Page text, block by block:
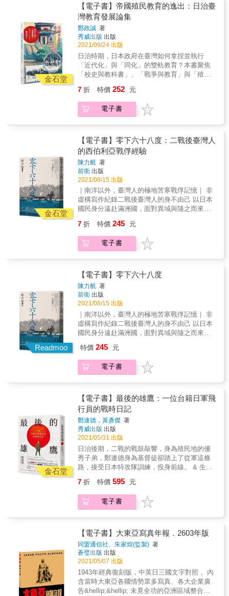
作為抵抗」的歷程中，臺灣人以機巧的抵抗方
式達成了近代化。 不過臺灣人利用「同化」教
育強烈追求近代文明的態度，相對的淡化了其
保存或強調傳統文化的意願和形象。而透過如
此的抵殖民過程和經驗，所形構出的漢民族共
同體「想像」，成為戰後臺灣人認同意識的特
質與基礎。 &
已經如星火燎原般遍地開花，越南、印尼的獨
立戰爭背後都有日軍的身影，甚至還有臺灣人
參與其中；有人成為印尼軍人國家公墓中的民
族英雄、有人放棄尊榮的待遇返回臺灣投入獨
立運動遭到國民黨捕殺、有人則留在當地隱身
市井終老一生。一直到現在，亞洲人的亞洲，
亞洲民族區域整合的「大東亞共榮圈」仍是個
金石堂
【電子書】帝國殖民教育的逸出：日治臺
灣教育發展論集
鄭政誠 著
秀威出版 出版
2021/09/24 出版
日治時期，日本政府在臺灣如何拿捏並執行
「近代化」與「同化」的雙軌教育？本書聚焦
「校史與教科書」、「戰爭與教育」與「殖民
30年（1897）曾是臺北國語傳習所桃園分教場
的桃園公學校（今桃園國民小學），如何成為
桃園地區的新式教育傳播中心？臺灣漢人子弟
與概念？「蕃童教育所」的國語讀本及其修學
旅行活動，如何向原住民學童傳達日本文化與
精神？日治時期的臺灣教育會具備何種教育機
能、又如何運作？二戰時期臺灣男子中等學校
的軍事課程設計，如何進行學生的身體控制？
又如何將其規訓成準軍人的樣態？戰時臺南師
範學校（今國立臺南大學）畢業生的軍事派駐
點涵蓋東亞各地，從軍校友和在校生的戰爭記
憶會是甚麼？戰後初期（1944-1947），《大公
報》、《僑聲報》、《北方雜誌》等中國大陸
臺灣教育有何評價與看法？面對解嚴前後臺灣
的不同政治環境，桃園市各地出版的鄉鎮市志
如何描繪日治時期該地的初等教育樣貌？──學
史與社會史，多面向呈現日治時期的臺灣教育
發展。
7 折 特價 252 元
電子書
金石堂
【電子書】零下六十八度：二戰後臺灣人
的西伯利亞戰俘經驗
陳力航 著
前衛 出版
2021/08/15 出版
｜南洋以外，臺灣人的極地苦寒戰俘記憶｜ 非
虛構寫作紀錄二戰後臺灣人的身不由己 以日本
國民身分遠赴滿洲國，面對異域與隨之而來的
轉與哀傷 西伯利亞拘留，指的是二戰末期，蘇
聯向日本開戰，戰敗後大量的日軍戰俘強制移
送西伯利亞與中亞、蒙古等地，在惡劣高壓的
戰俘後，也被送往西伯利亞。臺灣人來自溫暖
海島，更加不能適應北地氣候，然而，這段歷
史卻被抹去、消失於臺灣人的記憶中。 本書從
宜蘭男兒陳以文的生命歷程出發，透過他的經
驗，回到那混亂的一九四五年，跟著他從日本
本土出發，前往滿洲、西伯利亞，重新認識並
補足屬於臺灣人的歷史。
7 折 特價 245 元
電子書
Readmoo
【電子書】零下六十八度
陳力航 著
前衛 出版
2021/08/15 出版
｜南洋以外，臺灣人的極地苦寒戰俘記憶｜ 非
虛構寫作紀錄二戰後臺灣人的身不由己 以日本
國民身分遠赴滿洲國，面對異域與隨之而來的
轉與哀傷 西伯利亞拘留，指的是二戰末期，蘇
聯向日本開戰，戰敗後大量的日軍戰俘強制移
送西伯利亞與中亞、蒙古等地，在惡劣高壓的
戰俘後，也被送往西伯利亞。臺灣人來自溫暖
海島，更加不能適應北地氣候，然而，這段歷
史卻被抹去、消失於臺灣人的記憶中。 本書從
宜蘭男兒陳以文的生命歷程出發，透過他的經
驗，回到那混亂的一九四五年，跟著他從日本
本土出發，前往滿洲、西伯利亞，重新認識並
補足屬於臺灣人的歷史。
特價 245 元
電子書
金石堂
【電子書】最後的雄鷹：一位台籍日軍飛
行員的戰時日記
鄭連德，黃彥傑 著
秀威出版 出版
2021/05/31 出版
日治後期，二戰的戰鼓敲響，身為殖民地的優
秀子弟，鄭連德身為基督徒卻踏上了從軍這條
路，接受日本特攻隊訓練，投身前線。 & 生與
襲來。 一個青年如何面對生死交關？如何在效
忠殖民政權與對家園深摯的眷戀之間尋求平
衡？ & 鄭連德，1926年生，二戰時從軍改名賀
同（ひでひこ），故以「日出火子」諧音命名
其日記。本書收錄其中第四號、第六號、第八
號、第十號日記，各號涵蓋的時期或有重疊，
但內容各有側重。 & 其中，日記〈第六號〉的
篇幅最多，主要為鄭連德自1945年2月1日起在
奈良陸軍航空整備學校及至1945年10月的日
子，除了記述一日生活，亦包含當時的國際局
7 折 特價 595 元
電子書
【電子書】大東亞寫真年報．2603年版
同盟通信社、朱家煌(監製) 著
蒼璧出版 出版
2021/05/07 出版
1943年經典復刻版，中英日三國文字對照， 內
含當時大東亞各國情勢眾多寫真、各大企業廣
告&hellip;&hellip; 未竟全功的亞洲區域整合